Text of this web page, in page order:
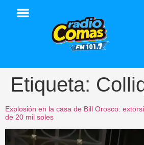
Etiqueta:
Explosión en la casa de Bill Orosco:
de 20 mil soles